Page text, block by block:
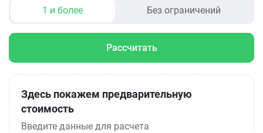
1 и более Без ограничений
Рассчитать
Здесь покажем предварительную
стоимость
Введите данные для расчета